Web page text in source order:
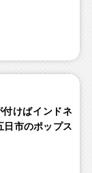
けばインドネ
日市のポップス